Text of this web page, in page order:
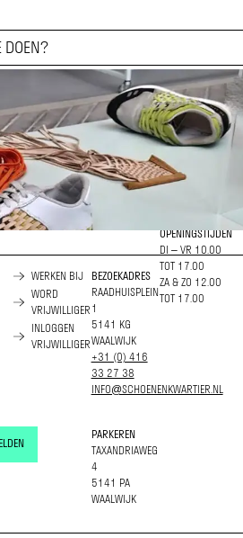
DOEN?
een vernieuwde betekenis.
WERKEN BIJ
WORD
VRIJWILLIGER
INLOGGEN
VRIJWILLIGER
BEZOEKADRES
RAADHUISPLEIN
1
5141 KG
WAALWIJK
+31 (0) 416
33 27 38
INFO@SCHOENENKWARTIER.NL
PARKEREN
TAXANDRIAWEG
4
5141 PA
WAALWIJK
OPENINGSTIJDEN
DI – VR 10.00
TOT 17.00
ZA & ZO 12.00
TOT 17.00